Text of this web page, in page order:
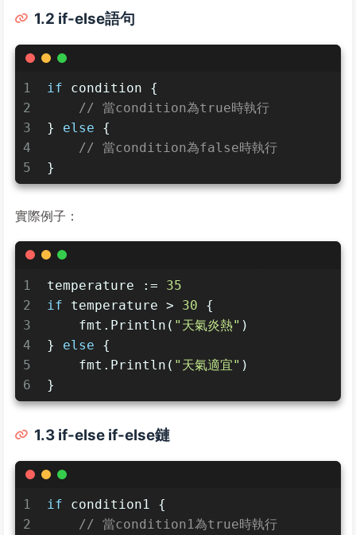
1.2 if-else語句
1
2
3
4
5
if condition {
// 當condition為true時執行
} else {
// 當condition為false時執行
}
實際例子：
1
2
3
4
5
6
temperature := 35
if temperature > 30 {
    fmt.Println(
"天氣炎熱" )
} else {
    fmt.Println(
"天氣適宜" )
}
1.3 if-else if-else鏈
1
2
if condition1 {
// 當condition1為true時執行